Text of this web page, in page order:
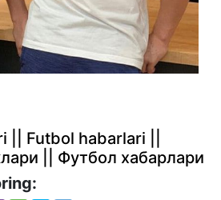
|| Futbol habarlari ||
|| Футбол хабарлари